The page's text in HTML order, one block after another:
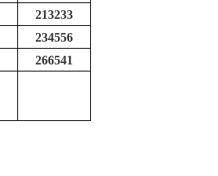
213233
234556
266541